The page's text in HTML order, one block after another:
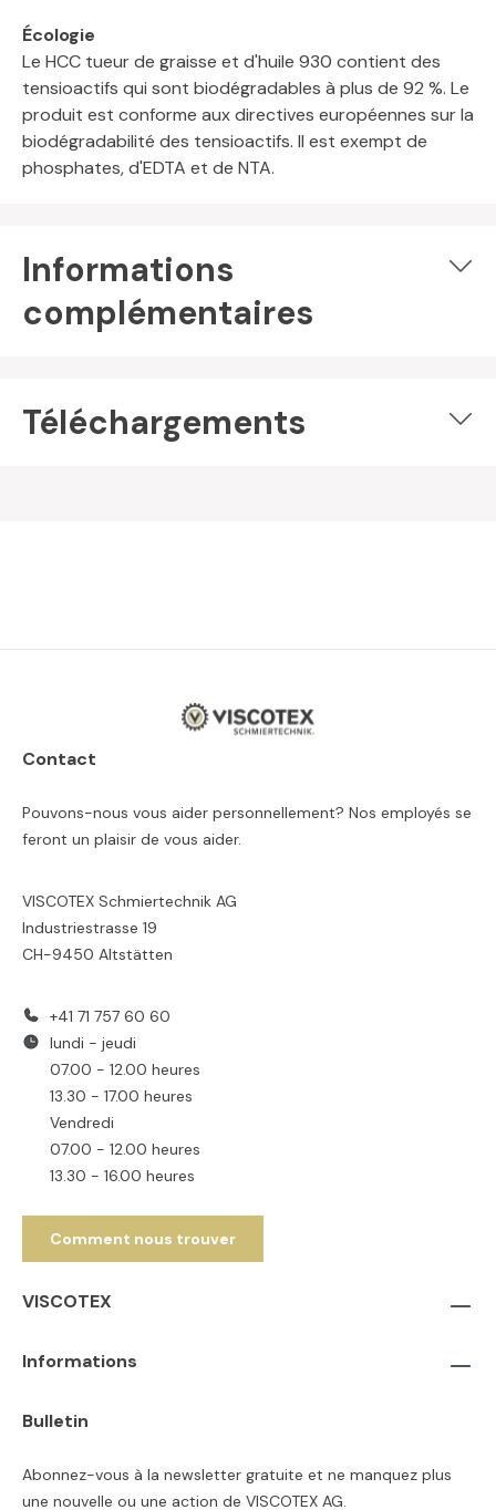
Écologie
Le HCC tueur de graisse et d'huile 930 contient des
tensioactifs qui sont biodégradables à plus de 92 %. Le
produit est conforme aux directives européennes sur la
biodégradabilité des tensioactifs. Il est exempt de
phosphates, d'EDTA et de NTA.
Informations
complémentaires
Téléchargements
Contact
Pouvons-nous vous aider personnellement? Nos employés se
feront un plaisir de vous aider.
VISCOTEX Schmiertechnik AG
Industriestrasse 19
CH-9450 Altstätten
+41 71 757 60 60
lundi - jeudi
07.00 - 12.00 heures
13.30 - 17.00 heures
Vendredi
07.00 - 12.00 heures
13.30 - 16.00 heures
Comment nous trouver
VISCOTEX
Informations
Bulletin
Abonnez-vous à la newsletter gratuite et ne manquez plus
une nouvelle ou une action de VISCOTEX AG.